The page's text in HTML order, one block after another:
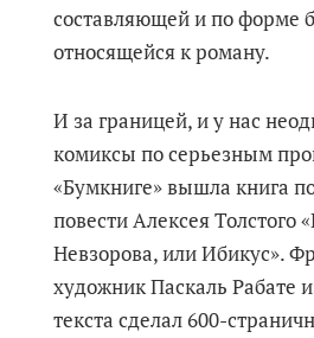
составляющей и по форме
относящейся к роману.
И за границей, и у нас
комиксы по серьезным
«Бумкниге» вышла книга
повести Алексея Толстого
Невзорова, или Ибикус».
художник Паскаль Рабате
текста сделал 600-